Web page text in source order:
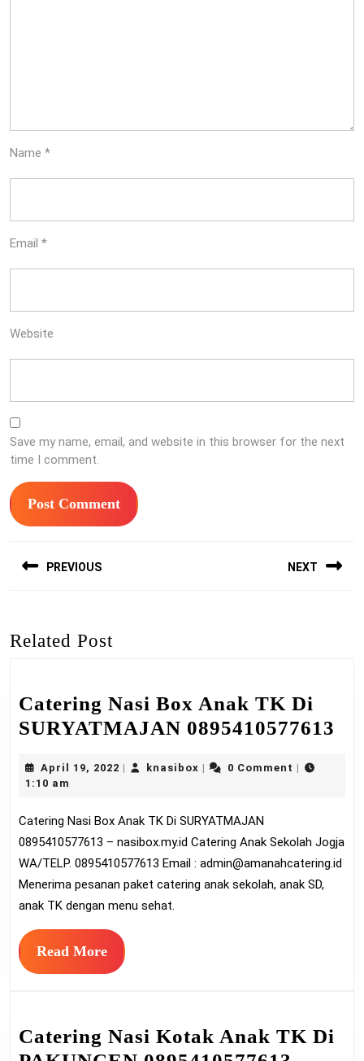
Name *
Email *
Website
Save my name, email, and website in this browser for the next
time I comment.
navigation
PREVIOUS NEXT
Related Post
Catering Nasi Box Anak TK Di
SURYATMAJAN 0895410577613
Di
April 19, 2022 Aprilknasiboxknasibox0 Comment
1:10 am
Catering Nasi Box Anak TK Di SURYATMAJAN
0895410577613 – nasibox.my.id Catering Anak Sekolah Jogja
WA/TELP. 0895410577613 Email : admin@amanahcatering.id
Menerima pesanan paket catering anak sekolah, anak SD,
anak TK dengan menu sehat.
Read MoreRead
More
Catering Nasi Kotak Anak TK Di